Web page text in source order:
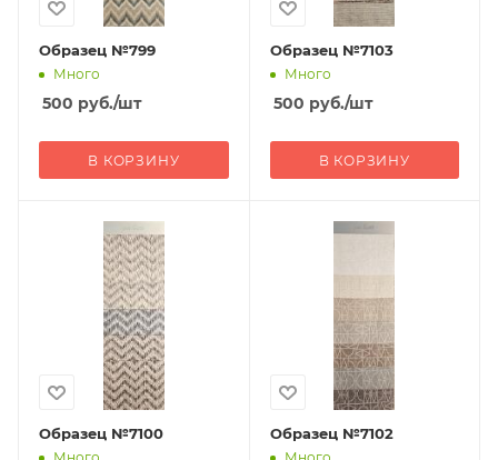
Образец №799
Много
500 руб./шт
В КОРЗИНУ
Образец №7103
Много
500 руб./шт
В КОРЗИНУ
Образец №7100 Образец №7102